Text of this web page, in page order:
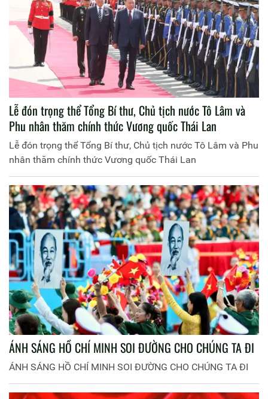
Lễ đón trọng thể Tổng Bí thư, Chủ tịch nước Tô Lâm và
Phu nhân thăm chính thức Vương quốc Thái Lan
Lễ đón trọng thể Tổng Bí thư, Chủ tịch nước Tô Lâm và Phu
nhân thăm chính thức Vương quốc Thái Lan
ÁNH SÁNG HỒ CHÍ MINH SOI ĐƯỜNG CHO CHÚNG TA ĐI
ÁNH SÁNG HỒ CHÍ MINH SOI ĐƯỜNG CHO CHÚNG TA ĐI